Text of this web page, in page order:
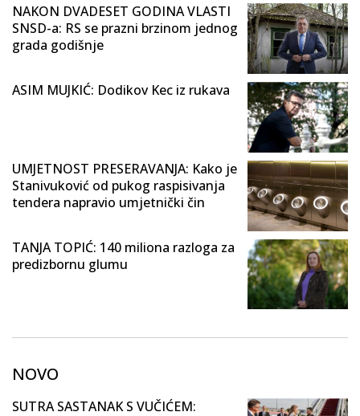
NAKON DVADESET GODINA VLASTI
SNSD-a: RS se prazni brzinom jednog
grada godišnje
ASIM MUJKIĆ: Dodikov Kec iz rukava
UMJETNOST PRESERAVANJA: Kako je
Stanivuković od pukog raspisivanja
tendera napravio umjetnički čin
TANJA TOPIĆ: 140 miliona razloga za
predizbornu glumu
NOVO
SUTRA SASTANAK S VUČIĆEM: